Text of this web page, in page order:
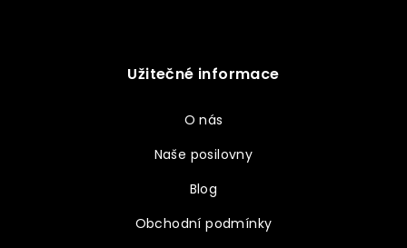
Užitečné informace
O nás
Naše posilovny
Blog
Obchodní podmínky